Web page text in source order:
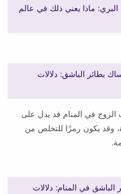
ماذا يعني ذلك في عالم
بطائر الباشق: دلالات
في المنام قد يدل على
وقد يكون رمزًا للتخلص من
الباشق في المنام: دلالات